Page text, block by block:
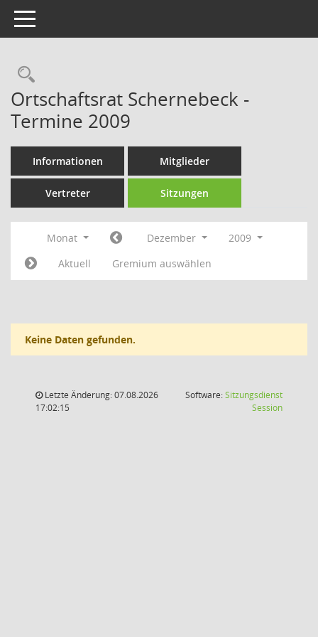
Toggle navigation
Rechercheauswahl
Ortschaftsrat Schernebeck -
Termine 2009
Informationen Mitglieder
Vertreter Sitzungen
Monat Dezember
2009
Aktuell
Gremium auswählen
Keine Daten gefunden.
Letzte Änderung: 07.08.2026
17:02:15
Software:Sitzungsdienst
Session(Wird in